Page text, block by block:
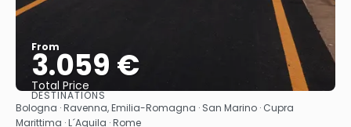
From
3.059 €
Total Price
See
DESTINATIONS
Bologna · Ravenna, Emilia-Romagna · San Marino · Cupra
Marittima · L´Aquila · Rome